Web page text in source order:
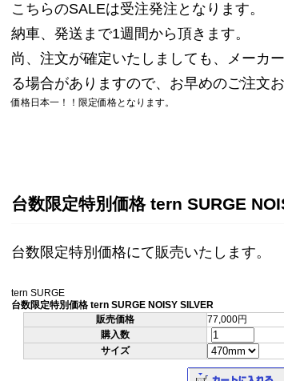
こちらのSALEは受注発注となります。
納車、発送まで1週間から頂きます。
尚、注文が確定いたしましても、 メーカ
る場合がありますので、 お早めのご注文
価格日本一！！限定価格となります。
台数限定特別価格 tern SURGE
台数限定特別価格にて販売いたします。
tern SURGE
台数限定特別価格 tern SURGE NOISY SILVER
販売価格
77,000円
購入数
サイズ